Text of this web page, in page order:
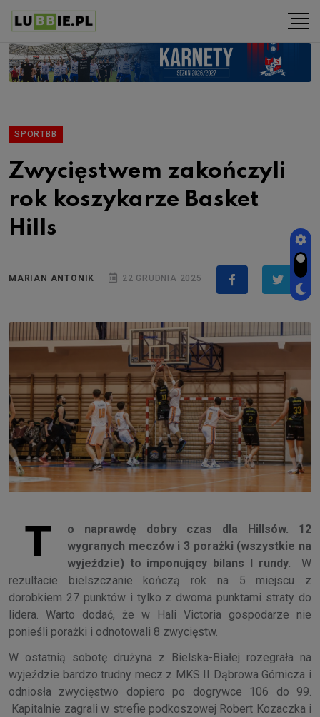
SPORTBB
Zwycięstwem zakończyli
rok koszykarze Basket
Hills
MARIAN ANTONIK 22 GRUDNIA 2025
T
o naprawdę dobry czas dla Hillsów. 12
wygranych meczów i 3 porażki (wszystkie na
wyjeździe) to imponujący bilans I rundy. W
rezultacie bielszczanie kończą rok na 5 miejscu z
dorobkiem 27 punktów i tylko z dwoma punktami straty do
lidera. Warto dodać, że w Hali Victoria gospodarze nie
ponieśli porażki i odnotowali 8 zwycięstw.
W ostatnią sobotę drużyna z Bielska-Białej rozegrała na
wyjeździe bardzo trudny mecz z MKS II Dąbrowa Górnicza i
odniosła zwycięstwo dopiero po dogrywce 106 do 99.
Kapitalnie zagrali w strefie podkoszowej Robert Kozaczka i